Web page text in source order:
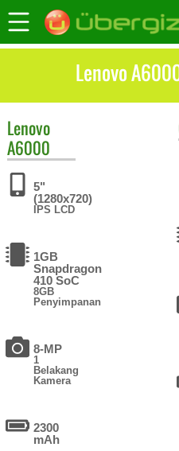
Lenovo
Lenovo
A6000
5"
(1280x720)
IPS LCD
1GB
Snapdragon
410 SoC
8GB
Penyimpanan
8-MP
1
Belakang
Kamera
2300
mAh